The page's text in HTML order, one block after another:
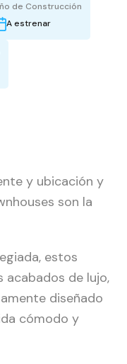
de Construcción
A estrenar
y ubicación y
son la
estos
acabados de lujo,
diseñado
cómodo y